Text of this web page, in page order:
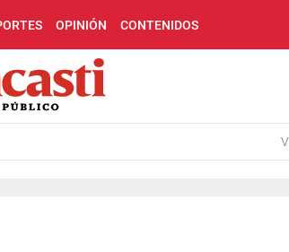
OPINIÓN CONTENIDOS